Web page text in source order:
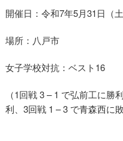
開催日：令和7年5月31日（
場所：八戸市
女子学校対抗：ベスト16
（1回戦 3 – 1 で弘前工に勝
利、3回戦 1 – 3 で青森西に敗